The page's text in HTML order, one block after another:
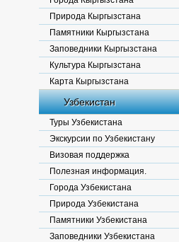
Природа Кыргызстана
Памятники Кыргызстана
Заповедники Кыргызстана
Культура Кыргызстана
Карта Кыргызстана
Узбекистан
Туры Узбекистана
Экскурсии по Узбекистану
Визовая поддержка
Полезная информация.
Города Узбекистана
Природа Узбекистана
Памятники Узбекистана
Заповедники Узбекистана